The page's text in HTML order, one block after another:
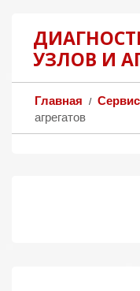
УЗЛОВ И
Главная Сервис
агрегатов